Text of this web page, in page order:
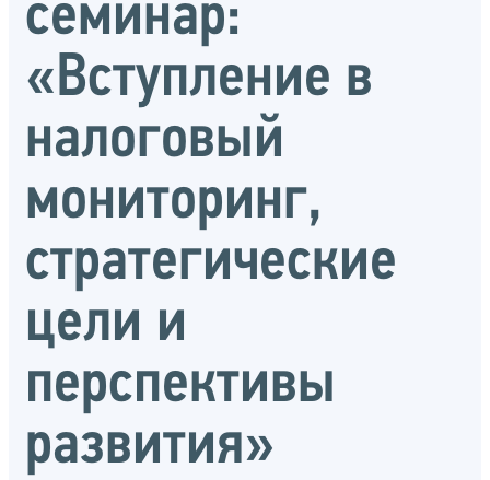
семинар:
«Вступление в
налоговый
мониторинг,
стратегические
цели и
перспективы
развития»